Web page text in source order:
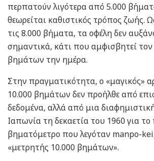
περπατούν λιγότερα από 5.000
θεωρείται καθιστικός τρόπος ζωής.
τις 8.000 βήματα, τα οφέλη δεν
σημαντικά, κάτι που αμφισβητεί
βημάτων την ημέρα.
Στην πραγματικότητα, ο «μαγικός»
10.000 βημάτων δεν προήλθε από
δεδομένα, αλλά από μια
Ιαπωνία τη δεκαετία του 1960 για
βηματόμετρο που λεγόταν manpo-
«μετρητής 10.000 βημάτων».